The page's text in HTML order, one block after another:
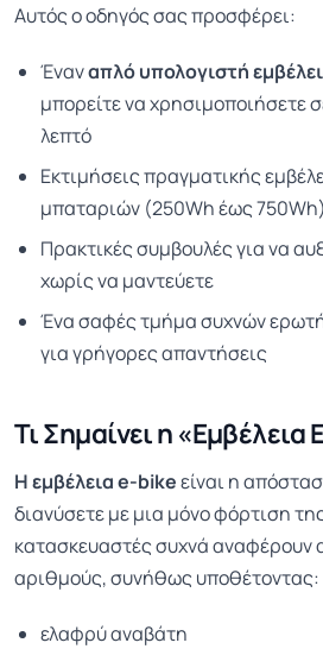
Αυτός ο οδηγός σας προσφέρει:
Έναναπλό υπολογιστή
μπορείτε να χρησιμοποιήσετε
λεπτό
Εκτιμήσεις πραγματικής
μπαταριών (250Wh έως 750Wh)
Πρακτικές συμβουλές για να
χωρίς να μαντεύετε
Ένα σαφές τμήμα συχνών
για γρήγορες απαντήσεις
Τι Σημαίνει η «Εμβέλεια
Η εμβέλεια e-bikeείναι η
διανύσετε με μια μόνο φόρτιση
κατασκευαστές συχνά αναφέρουν
αριθμούς, συνήθως υποθέτοντας:
ελαφρύ αναβάτη